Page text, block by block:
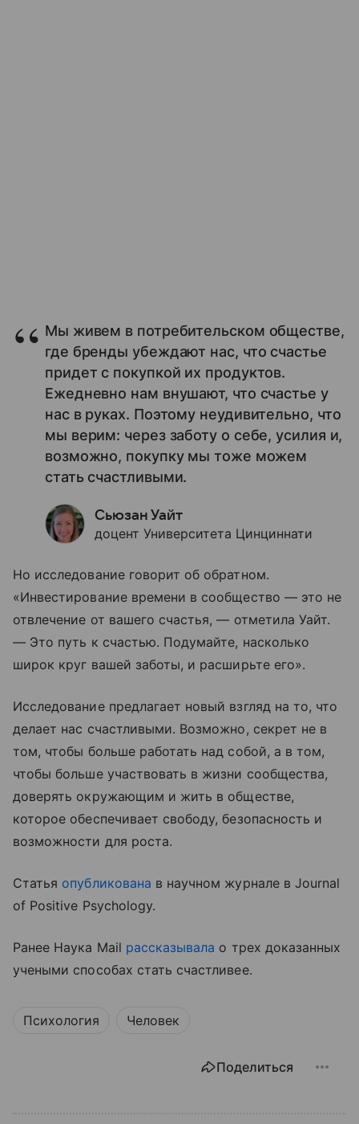
Мы живем в потребительском обществе,
где бренды убеждают нас, что счастье
придет с покупкой их продуктов.
Ежедневно нам внушают, что счастье у
нас в руках. Поэтому неудивительно, что
мы верим: через заботу о себе, усилия и,
возможно, покупку мы тоже можем
стать счастливыми.
Сьюзан Уайт
доцент Университета Цинциннати
Но исследование говорит об обратном.
«Инвестирование времени в сообщество — это не
отвлечение от вашего счастья, — отметила Уайт.
— Это путь к счастью. Подумайте, насколько
широк круг вашей заботы, и расширьте его».
Исследование предлагает новый взгляд на то, что
делает нас счастливыми. Возможно, секрет не в
том, чтобы больше работать над собой, а в том,
чтобы больше участвовать в жизни сообщества,
доверять окружающим и жить в обществе,
которое обеспечивает свободу, безопасность и
возможности для роста.
Статья опубликована в научном журнале в Journal
of Positive Psychology.
Ранее Наука Mail рассказывала о трех доказанных
учеными способах стать счастливее.
Психология Человек
Поделиться